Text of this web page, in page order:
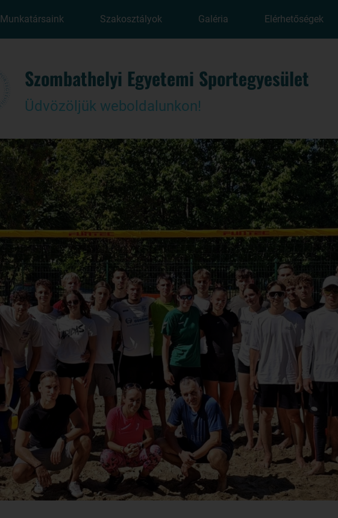
Munkatársaink Szakosztályok Galéria Elérhetőségek
Szombathelyi Egyetemi Sportegyesület
Üdvözöljük weboldalunkon!